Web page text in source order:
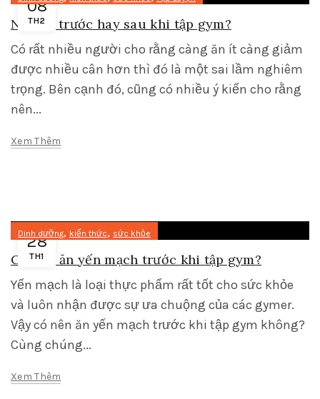
08
TH2
Nên ăn trước hay sau khi tập gym?
Có rất nhiều người cho rằng càng ăn ít càng giảm
được nhiều cân hơn thì đó là một sai lầm nghiêm
trọng. Bên cạnh đó, cũng có nhiều ý kiến cho rằng
nên...
Xem Thêm
28
TH1
Dinh dưỡng, kiến thức, sức khỏe
Có nên ăn yến mạch trước khi tập gym?
Yến mạch là loại thực phẩm rất tốt cho sức khỏe
và luôn nhận được sự ưa chuộng của các gymer.
Vậy có nên ăn yến mạch trước khi tập gym không?
Cùng chúng...
Xem Thêm